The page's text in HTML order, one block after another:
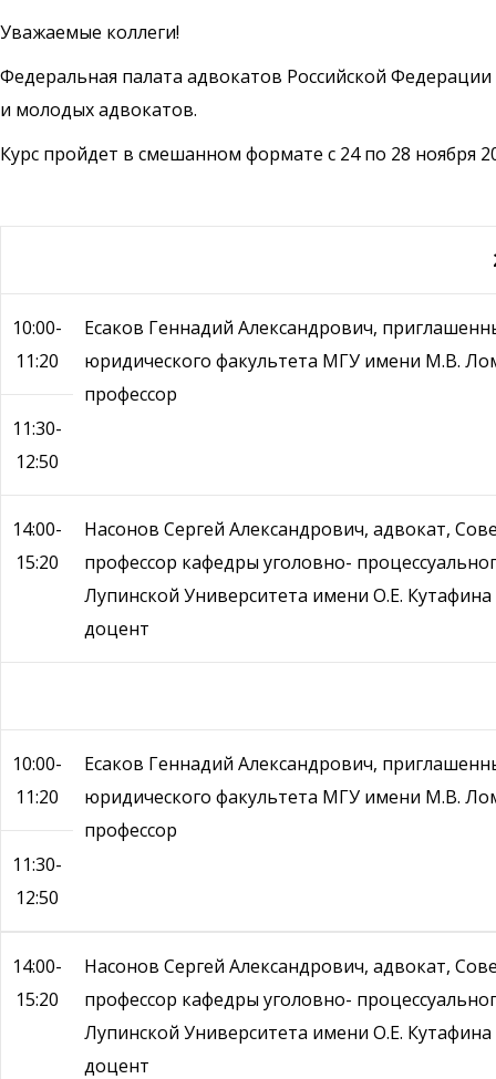
Уважаемые коллеги!
Федеральная палата адвокатов Российской
и молодыхадвокатов.
Курс пройдет в смешанном формате с 24 по 28 ноября
10:00-
11:20
Есаков Геннадий Александрович,
юридического факультета МГУ имени М.В.
профессор
11:30-
12:50
14:00-
15:20
Насонов Сергей Александрович, адвокат,
профессор кафедры уголовно-
Лупинской Университета имени О.Е. Кутафина
доцент
10:00-
11:20
Есаков Геннадий Александрович,
юридического факультета МГУ имени М.В.
профессор
11:30-
12:50
14:00-
15:20
Насонов Сергей Александрович, адвокат,
профессор кафедры уголовно-
Лупинской Университета имени О.Е.
доцент